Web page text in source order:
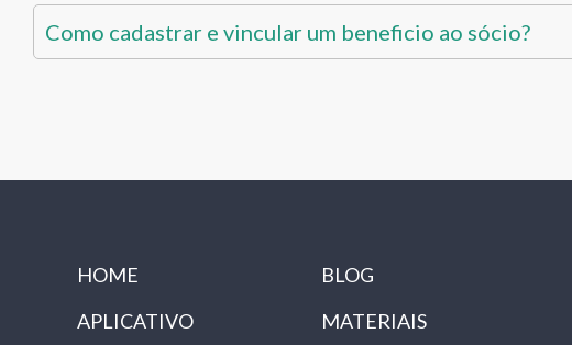
Como cadastrar e vincular um beneficio ao sócio?
HOME
APLICATIVO
BLOG
MATERIAIS